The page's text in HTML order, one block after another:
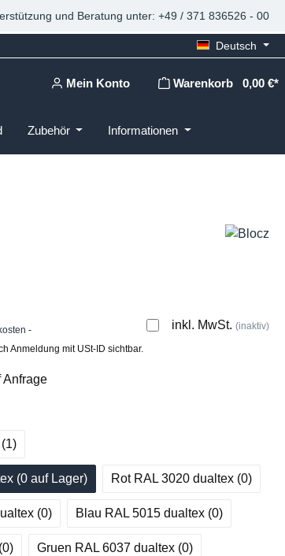
und Beratung unter: +49 / 371 836526 - 00
Deutsch
Mein Konto Warenkorb 0,00 €*
Zubehör Informationen
inkl. MwSt. (inaktiv)
-
Anmeldung mit USt-ID sichtbar.
Anfrage
)
(0 auf Lager) Rot RAL 3020 dualtex (0)
(0) Blau RAL 5015 dualtex (0)
) Gruen RAL 6037 dualtex (0)